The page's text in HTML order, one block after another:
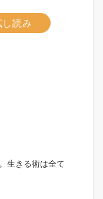
し読み
生きる術は全て